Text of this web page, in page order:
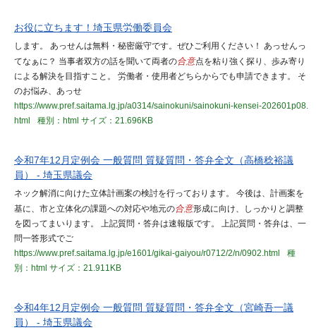
お役に立ちます！埼玉県労働委員会
します。 あっせんは無料・秘密厳守です。ぜひご利用ください！ あっせんっ
てなぁに？ 当事者双方の話を聞いて両者の合意点を粘り強く探り、歩み寄り
による解決を目指すこと。 労働者・使用者どちらからでも申請できます。 そ
のお悩み、あっせ
https://www.pref.saitama.lg.jp/a0314/sainokuni/sainokuni-kensei-202601p08.
html
種別：html サイズ：21.696KB
令和7年12月定例会 一般質問 質疑質問・答弁全文（高橋稔裕議
員） - 埼玉県議会
ネック解消に向けた立体計画案の検討を行っております。 今後は、計画案を
基に、市と立体化の課題への対応や地元の合意形成に向け、しっかりと調整
を図ってまいります。 上記質問・答弁は速報版です。 上記質問・答弁は、一
問一答形式でご
https://www.pref.saitama.lg.jp/e1601/gikai-gaiyou/r0712/2/n/0902.html
種
別：html サイズ：21.911KB
令和4年12月定例会 一般質問 質疑質問・答弁全文（宮崎吾一議
員） - 埼玉県議会